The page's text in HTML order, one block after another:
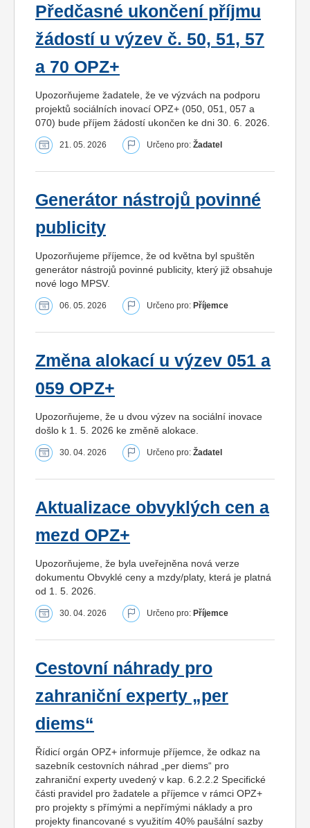
Předčasné ukončení příjmu
žádostí u výzev č. 50, 51, 57
a 70 OPZ+
Upozorňujeme žadatele, že ve výzvách na podporu
projektů sociálních inovací OPZ+ (050, 051, 057 a
070) bude příjem žádostí ukončen ke dni 30. 6. 2026.
21. 05. 2026 Určeno pro: Žadatel
Generátor nástrojů povinné
publicity
Upozorňujeme příjemce, že od května byl spuštěn
generátor nástrojů povinné publicity, který již obsahuje
nové logo MPSV.
06. 05. 2026 Určeno pro: Příjemce
Změna alokací u výzev 051 a
059 OPZ+
Upozorňujeme, že u dvou výzev na sociální inovace
došlo k 1. 5. 2026 ke změně alokace.
30. 04. 2026 Určeno pro: Žadatel
Aktualizace obvyklých cen a
mezd OPZ+
Upozorňujeme, že byla uveřejněna nová verze
dokumentu Obvyklé ceny a mzdy/platy, která je platná
od 1. 5. 2026.
30. 04. 2026 Určeno pro: Příjemce
Cestovní náhrady pro
zahraniční experty „per
diems“
Řídicí orgán OPZ+ informuje příjemce, že odkaz na
sazebník cestovních náhrad „per diems“ pro
zahraniční experty uvedený v kap. 6.2.2.2 Specifické
části pravidel pro žadatele a příjemce v rámci OPZ+
pro projekty s přímými a nepřímými náklady a pro
projekty financované s využitím 40% paušální sazby